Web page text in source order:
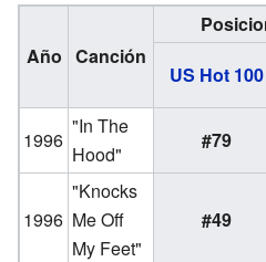
Año Canción
US Hot 100
1996
"In The
Hood"
#79
1996
"Knocks
Me Off
My Feet"
#49